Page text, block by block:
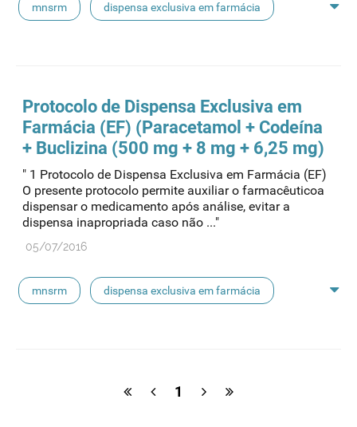
mnsrm dispensa exclusiva em farmácia
pílula do dia seguinte ibuprofeno
paracetamol codeina buclizina picetoprofeno
contraceção de emergência amorolfina
Protocolo de Dispensa Exclusiva em
Farmácia (EF) (Paracetamol + Codeína
+ Buclizina (500 mg + 8 mg + 6,25 mg)
" 1 Protocolo de Dispensa Exclusiva em Farmácia (EF)
O presente protocolo permite auxiliar o farmacêuticoa
dispensar o medicamento após análise, evitar a
dispensa inapropriada caso não ..."
05/07/2016
mnsrm dispensa exclusiva em farmácia
1